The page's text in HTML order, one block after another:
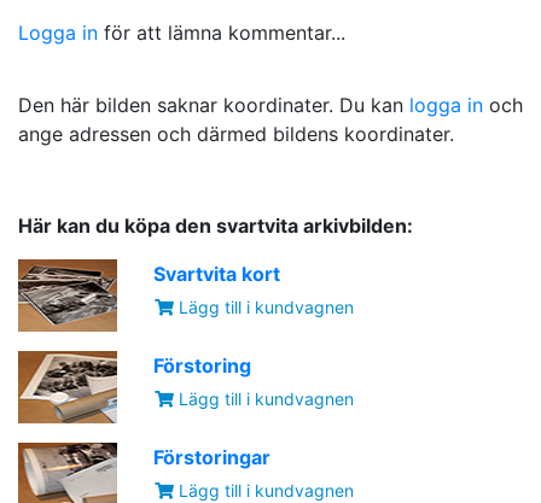
Logga in för att lämna kommentar...
Den här bilden saknar koordinater. Du kan logga in och
ange adressen och därmed bildens koordinater.
Här kan du köpa den svartvita arkivbilden:
Svartvita kort
Lägg till i kundvagnen
Förstoring
Lägg till i kundvagnen
Förstoringar
Lägg till i kundvagnen